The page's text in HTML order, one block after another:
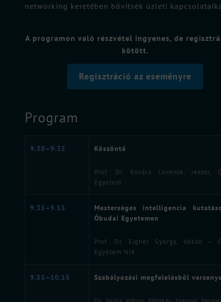
networking keretében bővítsék üzleti
A programon való részvétel ingyenes, de
kötött.
Regisztráció az eseményre
Program
9.30–9.35 Köszöntő
Prof. Dr. Kovács Levente, rektor,
Egyetem
9.35–9.55
Mesterséges intelligencia
Óbudai Egyetemen
Prof. Dr. Eigner György, dékán –
Egyetem NIK
9.55–10.15 Szabályozási megfelelésből